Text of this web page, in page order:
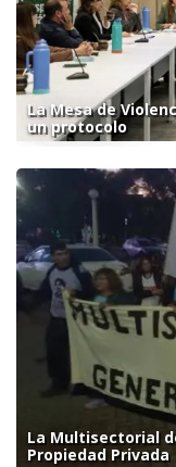
La Mesa de
un protocolo
La Multisectorial
Propiedad Privada